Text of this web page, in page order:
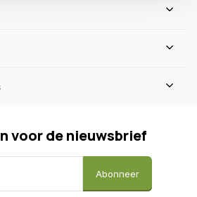
voor de nieuwsbrief
Abonneer